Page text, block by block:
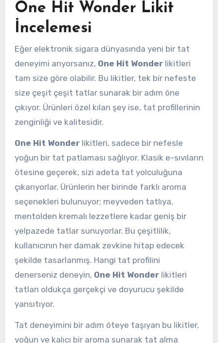
One Hit Wonder Likit
İncelemesi
Eğer elektronik sigara dünyasında yeni bir tat
deneyimi arıyorsanız, One Hit Wonderlikitleri
tam size göre olabilir. Bu likitler, tek bir nefeste
size çeşit çeşit tatlar sunarak bir adım öne
çıkıyor. Ürünleri özel kılan şey ise, tat profillerinin
zenginliği ve kalitesidir.
One Hit Wonderlikitleri, sadece bir nefesle
yoğun bir tat patlaması sağlıyor. Klasik e-sıvıların
ötesine geçerek, sizi adeta tat yolculuğuna
çıkarıyorlar. Ürünlerin her birinde farklı aroma
seçenekleri bulunuyor; meyveden tatlıya,
mentolden kremalı lezzetlere kadar geniş bir
yelpazede tatlar sunuyorlar. Bu çeşitlilik,
kullanıcının her damak zevkine hitap edecek
şekilde tasarlanmış. Hangi tat profilini
denerseniz deneyin, One Hit Wonderlikitleri
tatları oldukça gerçekçi ve doyurucu şekilde
yansıtıyor.
Tat deneyimini bir adım öteye taşıyan bu likitler,
yoğun ve kalıcı bir aroma sunarak tat alma